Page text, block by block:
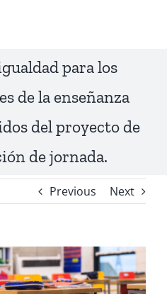
para los
de la enseñanza
del proyecto de
de jornada.
Previous Next